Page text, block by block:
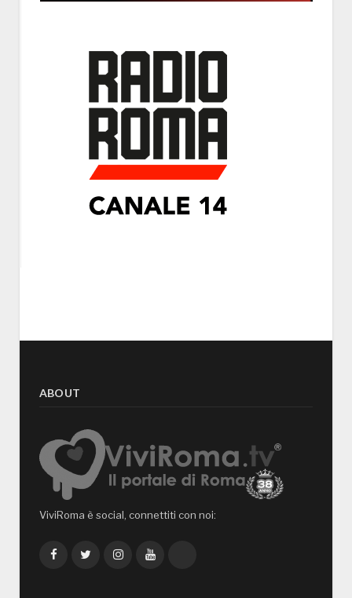
ABOUT
ViviRoma è social, connettiti con noi:
FacebookTwitterInstagramYouTube